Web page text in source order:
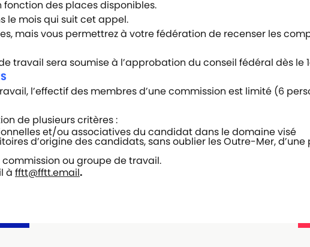
des places disponibles.
le mois qui suit cet appel.
mais vous permettrez à votre fédération de recenser les
travail sera soumise à l’approbation du conseil fédéral dès le
l’effectif des membres d’une commission est limité (6
de plusieurs critères :
et/ou associatives du candidat dans le domaine visé
d’origine des candidats, sans oublier les Outre-Mer,
ou groupe de travail.
à fftt@fftt.email.